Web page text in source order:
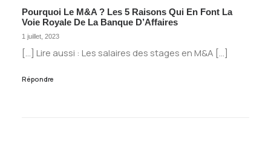
Pourquoi Le M&A ? Les 5 Raisons Qui En Font La
Voie Royale De La Banque D’Affaires
1 juillet, 2023
[…] Lire aussi : Les salaires des stages en M&A […]
Répondre